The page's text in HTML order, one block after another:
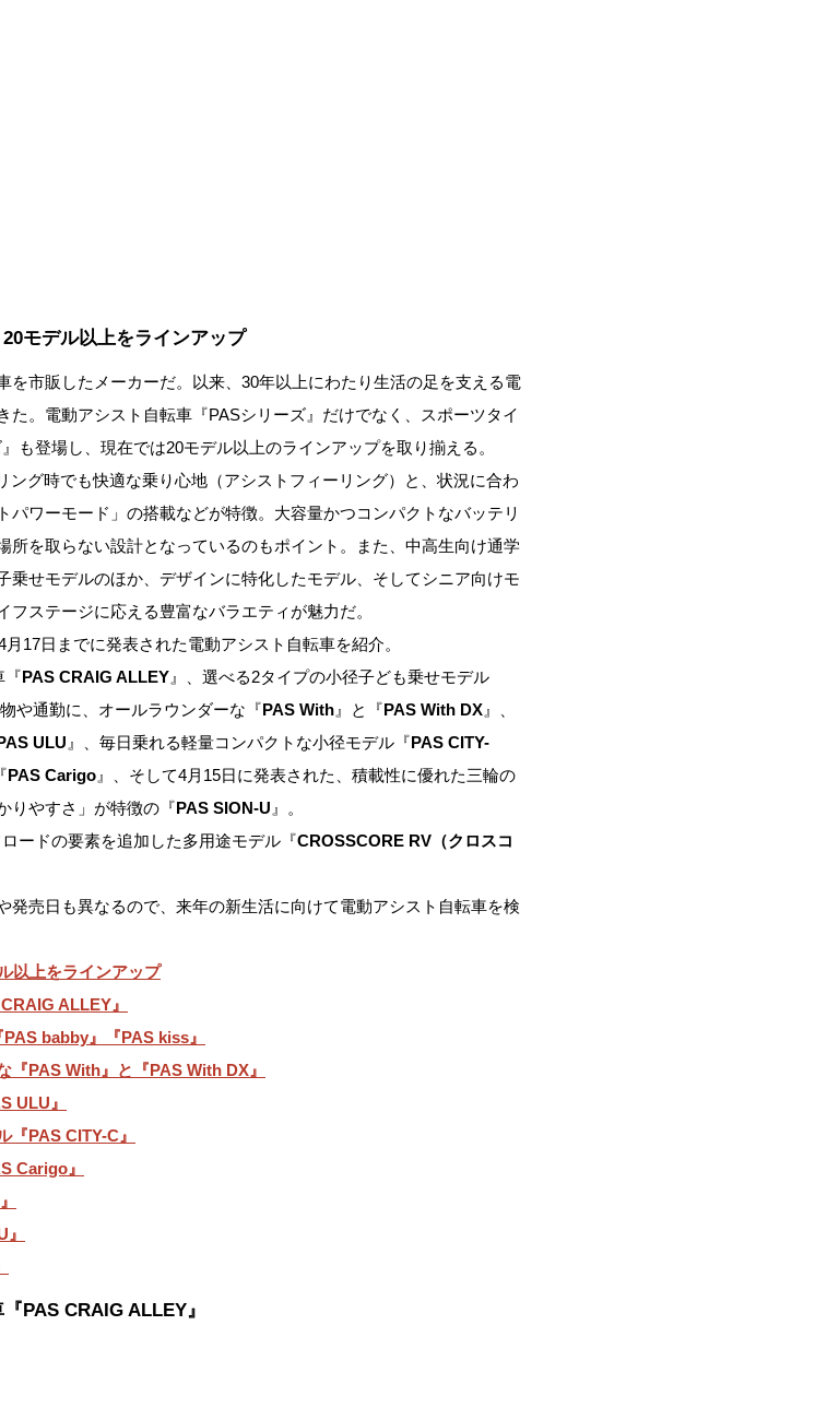
モデル以上をラインアップ
を市販したメーカーだ。以来、30年以上にわたり生活の足を支える電
。電動アシスト自転車『PASシリーズ』だけでなく、スポーツタイ
も登場し、現在では20モデル以上のラインアップを取り揃える。
ング時でも快適な乗り心地（アシストフィーリング）と、状況に合わ
ワーモード」の搭載などが特徴。大容量かつコンパクトなバッテリ
所を取らない設計となっているのもポイント。また、中高生向け通学
乗せモデルのほか、デザインに特化したモデル、そしてシニア向けモ
ステージに応える豊富なバラエティが魅力だ。
17日までに発表された電動アシスト自転車を紹介。
『PAS CRAIG ALLEY 』、選べる2タイプの小径子ども乗せモデル
や通勤に、オールラウンダーな『PAS With 』と『PAS With DX 』、
ULU 』、毎日乗れる軽量コンパクトな小径モデル『PAS CITY-
PAS Carigo 』、そして4月15日に発表された、積載性に優れた三輪の
りやすさ」が特徴の『PAS SION-U 』。
ードの要素を追加した多用途モデル『CROSSCORE RV（クロスコ
発売日も異なるので、来年の新生活に向けて電動アシスト自転車を検
以上をラインアップ
ALLEY』
babby』『PAS kiss』
PAS With』と『PAS With DX』
ULU』
PAS CITY-C』
Carigo』
PAS CRAIG ALLEY』